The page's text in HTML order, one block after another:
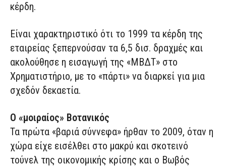
κέρδη.
Είναι χαρακτηριστικό ότι το 1999 τα κέρδη της
εταιρείας ξεπερνούσαν τα 6,5 δισ. δραχμές και
ακολούθησε η εισαγωγή της «ΜΒΔΤ» στο
Χρηματιστήριο, με το «πάρτι» να διαρκεί για μια
σχεδόν δεκαετία.
Ο «μοιραίος» Βοτανικός
Τα πρώτα «βαριά σύννεφα» ήρθαν το 2009, όταν η
χώρα είχε εισέλθει στο μακρύ και σκοτεινό
τούνελ της οικονομικής κρίσης και ο Βωβός